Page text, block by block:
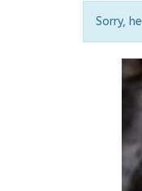
Sorry,